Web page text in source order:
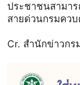
ประชาชนสามา
สายด่วนกรมคว
Cr. สำนักข่าวก